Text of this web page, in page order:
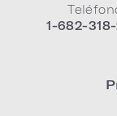
1-682-